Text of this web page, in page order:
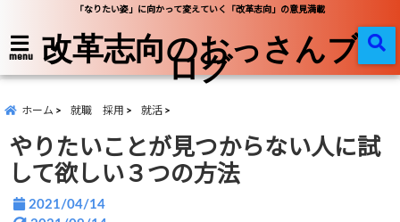
「なりたい姿」に向かって変えていく「改革志向」の意見満載
menu 改革志向のおっさんブ
ログ
ホーム 就職 採用 就活
やりたいことが見つからない人に試
して欲しい３つの方法
2021/04/14